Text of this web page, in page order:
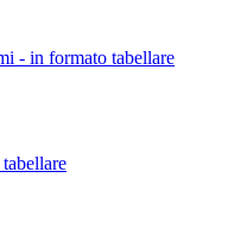
- in formato tabellare